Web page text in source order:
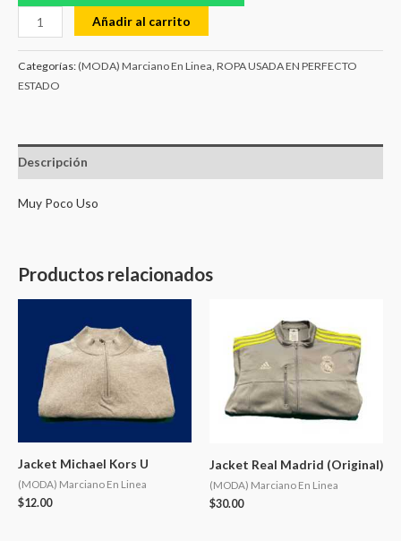
Añadir al carrito
Categorías:(MODA) Marciano En Linea ROPA USADA EN PERFECTO
ESTADO
Descripción
Muy Poco Uso
Productos relacionados
Jacket Michael Kors U
(MODA) Marciano En Linea
$12.00
Jacket Real Madrid (Original)
(MODA) Marciano En Linea
$30.00